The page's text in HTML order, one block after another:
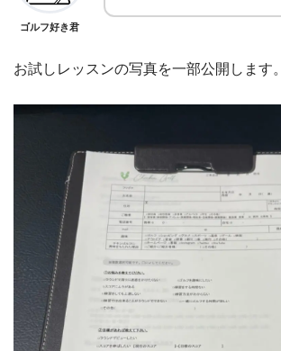
ゴルフ好き君
お試しレッスンの写真を一部公開します。